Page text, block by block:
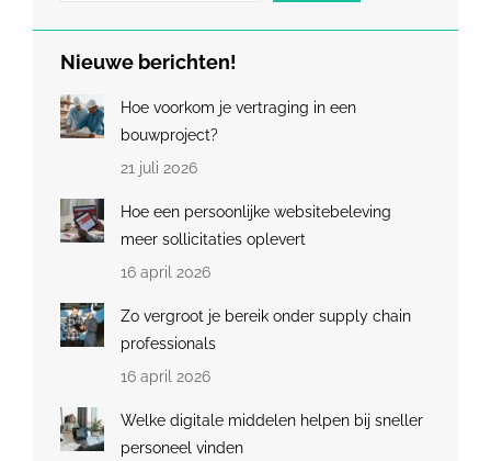
Nieuwe berichten!
Hoe voorkom je vertraging in een
bouwproject?
21 juli 2026
Hoe een persoonlijke websitebeleving
meer sollicitaties oplevert
16 april 2026
Zo vergroot je bereik onder supply chain
professionals
16 april 2026
Welke digitale middelen helpen bij sneller
personeel vinden